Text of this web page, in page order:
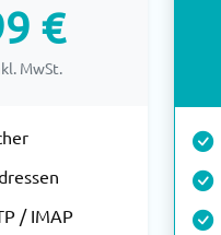
€
MwSt.
/ IMAP